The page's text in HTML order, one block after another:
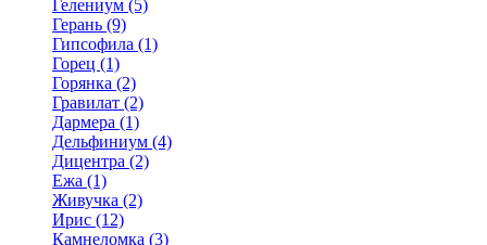
Гелениум (5)
Герань (9)
Гипсофила (1)
Горец (1)
Горянка (2)
Гравилат (2)
Дармера (1)
Дельфиниум (4)
Дицентра (2)
Ежа (1)
Живучка (2)
Ирис (12)
Камнеломка (3)